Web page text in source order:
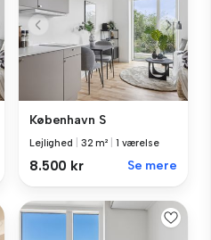
København S
Lejlighed 32 m² 1 værelse
8.500 kr Se mere